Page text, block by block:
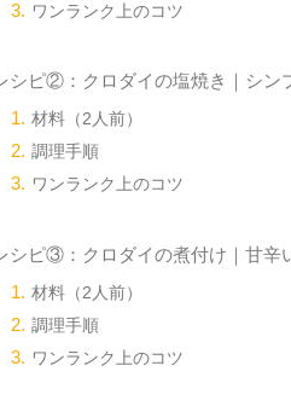
ワンランク上のコツ
シピ②：クロダイの塩焼き｜シン
材料（2人前）
調理手順
ワンランク上のコツ
シピ③：クロダイの煮付け｜甘辛
材料（2人前）
調理手順
ワンランク上のコツ